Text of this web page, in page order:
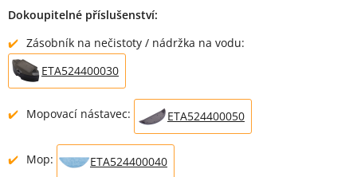
Dokoupitelné příslušenství:
Zásobník na nečistoty / nádržka na vodu:
ETA524400030
Mopovací nástavec: ETA524400050
Mop: ETA524400040